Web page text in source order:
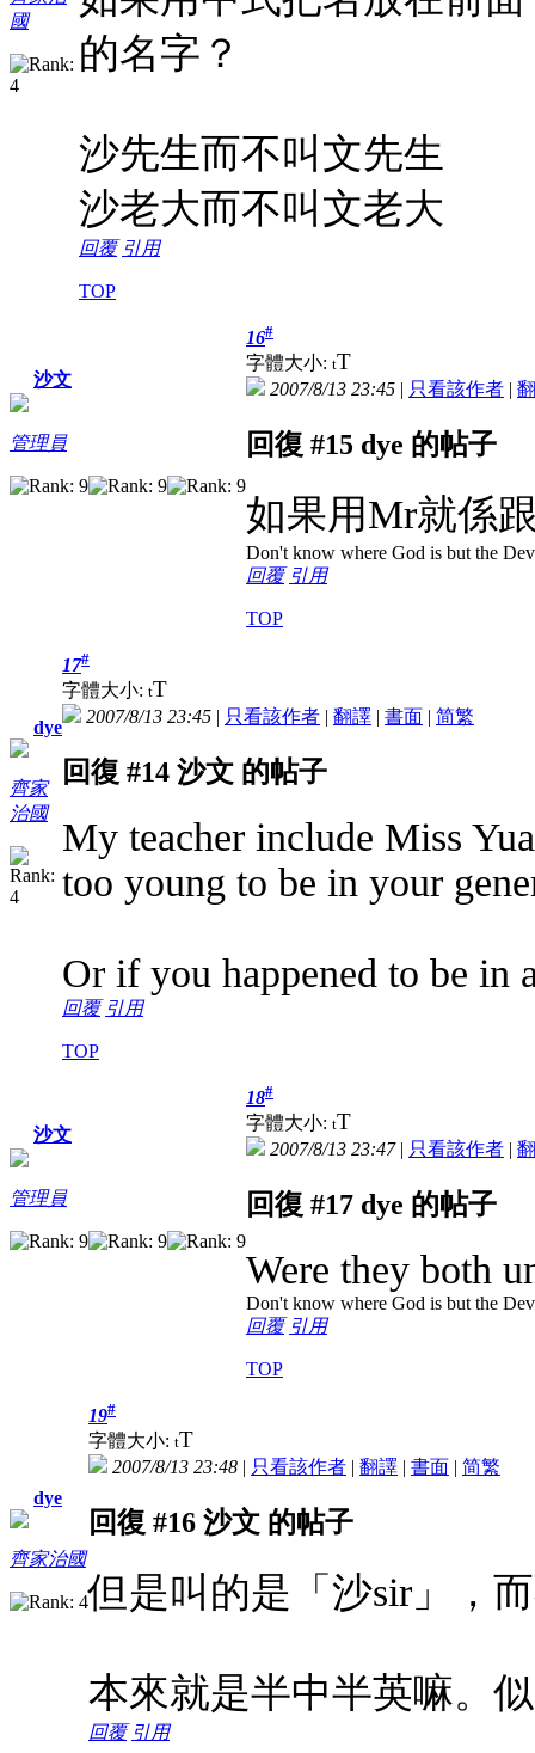
國
的名字？
沙先生而不叫文先生
沙老大而不叫文老大
回覆 引用
TOP
沙文
管理員
16#
字體大小: tT
2007/8/13 23:45 | 只看該作者 |
回復 #15 dye 的帖子
如果用Mr就係
Don't know where God is but the
回覆 引用
TOP
dye
齊家
治國
17#
字體大小: tT
2007/8/13 23:45 | 只看該作者 | 翻譯 | 書面 | 简繁
回復 #14 沙文 的帖子
My teacher include Miss
too young to be in your
Or if you happened to be in
回覆 引用
TOP
沙文
管理員
18#
字體大小: tT
2007/8/13 23:47| 只看該作者 |
回復 #17 dye 的帖子
Were they both
Don't know where God is but the
回覆 引用
TOP
dye
齊家治國
19#
字體大小: tT
2007/8/13 23:48 | 只看該作者 | 翻譯 | 書面 | 简繁
回復 #16 沙文 的帖子
但是叫的是「沙sir」，
本來就是半中半英嘛。
回覆 引用